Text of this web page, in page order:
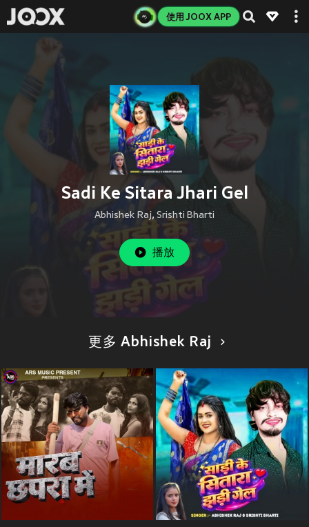
使用 JOOX APP
Sadi Ke Sitara Jhari Gel
Abhishek Raj, Srishti Bharti
播放
更多 Abhishek Raj